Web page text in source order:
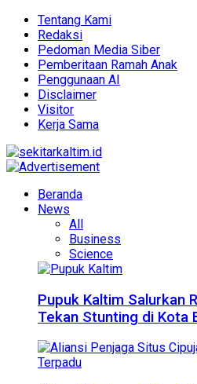
Tentang Kami
Redaksi
Pedoman Media Siber
Pemberitaan Ramah Anak
Penggunaan AI
Disclaimer
Visitor
Kerja Sama
Beranda
News
All
Business
Science
Pupuk Kaltim Salurkan
Tekan Stunting di Kota